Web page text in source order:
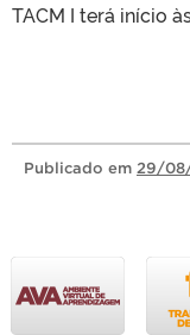
TACM I terá início
Publicado em 29/